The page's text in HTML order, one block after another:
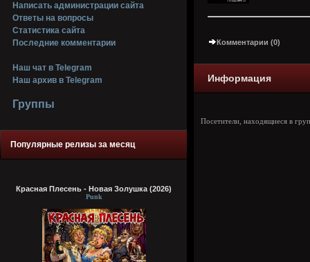
Написать администрации сайта
Ответы на вопросы
Статистика сайта
Последние комментарии
Наш чат в Telegram
Наш архив в Telegram
Группы
Популярные релизы за месяц
Красная Плесень - Новая Золушка (2026)
Punk
Комментарии (0)
Информация
Посетители, находящиеся в